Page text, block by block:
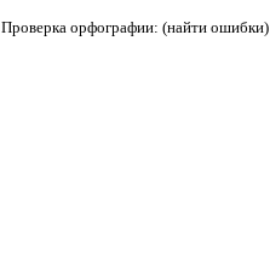
Проверка орфографии: (найти ошибки)